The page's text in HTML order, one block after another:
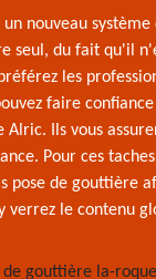
un nouveau
seul, du fait qu'il
les
faire
Alric. Ils vous
Pour ces
pose de gouttière
verrez le contenu